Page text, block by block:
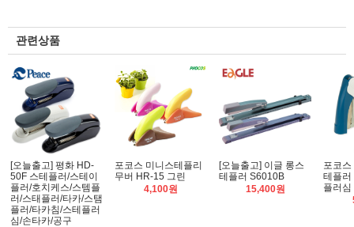
관련상품
[오늘출고] 평화 HD-
50F 스테플러/스테이
플러/호치케스/스템플
러/스태플러/타카/스탬
플러/타카침/스테플러
심/손타카/공구
포코스 미니스테플리
무버 HR-15 그린
4,100원
[오늘출고] 이글 롱스
테플러 S6010B
15,400원
포코
테플러
플러